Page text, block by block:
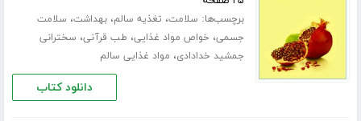
برچسب‌ها: سلامت، تغذیه سالم،بهداشت، سلامت
جسمی، خواص مواد غذایی، طب قرآنی، سخترانی
جمشید خدادادی، مواد غذایی سالم
دانلود کتاب